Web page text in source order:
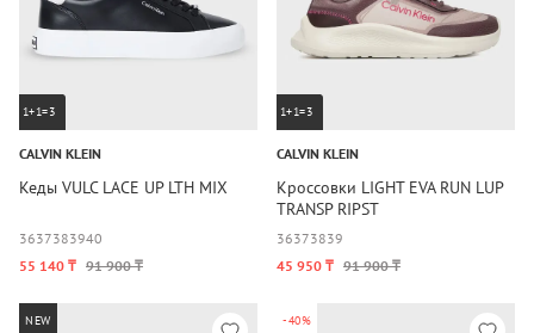
1+1=3
CALVIN KLEIN
Кеды VULC LACE UP LTH MIX
3637383940
55 140 ₸ 91 900 ₸
1+1=3
CALVIN KLEIN
Кроссовки LIGHT EVA RUN LUP
TRANSP RIPST
36373839
45 950 ₸ 91 900 ₸
NEW -40%